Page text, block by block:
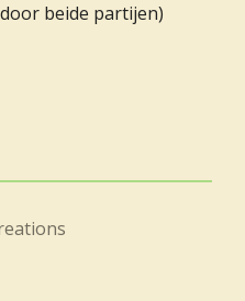
beide partijen)